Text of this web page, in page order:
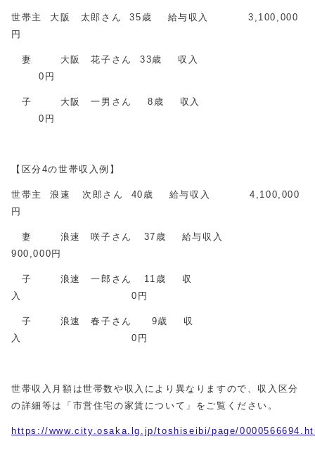
世帯主 大阪 太郎さん 35歳 給与収入 3,100,000
円
妻 大阪 花子さん 33歳 収入
0円
子 大阪 一男さん 8歳 収入
0円
【区分4の世帯収入例】
世帯主 浪速 次郎さん 40歳 給与収入 4,100,000
円
妻 浪速 咲子さん 37歳 給与収入
900,000円
子 浪速 一郎さん 11歳 収
入 0円
子 浪速 春子さん 9歳 収
入 0円
世帯収入月額は世帯数や収入により異なりますので、収入区分
の詳細等は「市営住宅の家賃について」をご覧ください。
https://www.city.osaka.lg.jp/toshiseibi/page/